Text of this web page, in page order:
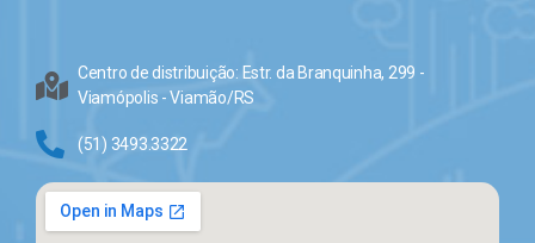
Centro de distribuição: Estr. da Branquinha, 299 -
Viamópolis - Viamão/RS
(51) 3493.3322